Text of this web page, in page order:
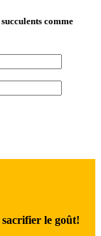
comme
le goût!